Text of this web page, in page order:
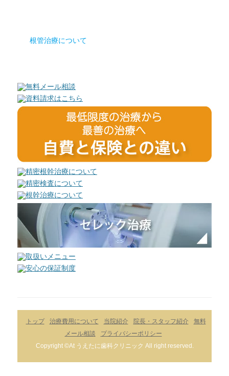
根管治療について
トップ 治療費用について 当院紹介 院長・スタッフ紹介
無料
メール相談
プライバシーポリシー
Copyright ©At うえたに歯科クリニック All right reserved.